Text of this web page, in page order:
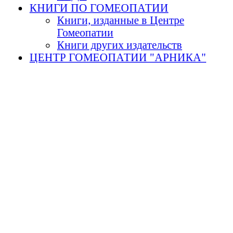
КНИГИ ПО ГОМЕОПАТИИ
Книги, изданные в Центре
Гомеопатии
Книги других издательств
ЦЕНТР ГОМЕОПАТИИ "АРНИКА"